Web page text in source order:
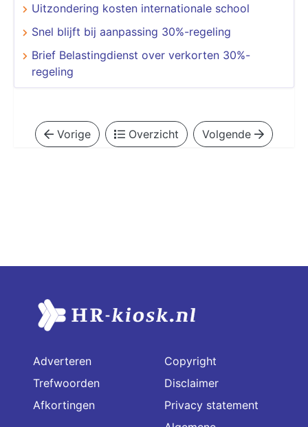
Uitzondering kosten internationale school
Snel blijft bij aanpassing 30%-regeling
Brief Belastingdienst over verkorten 30%-
regeling
Vorige Overzicht Volgende
Adverteren
Trefwoorden
Afkortingen
Copyright
Disclaimer
Privacy statement